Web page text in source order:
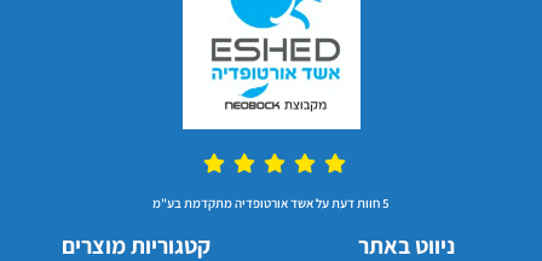
5 חוות דעת על אשד אורטופדיה מתקדמת בע"מ
ניווט באתר קטגוריות מוצרים